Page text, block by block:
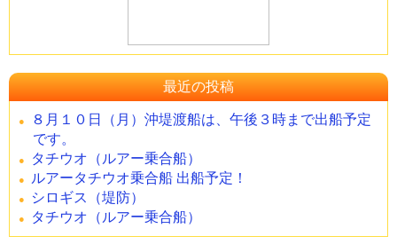
最近の投稿
８月１０日（月）沖堤渡船は、午後３時まで出船予定
です。
タチウオ（ルアー乗合船）
ルアータチウオ乗合船 出船予定！
シロギス（堤防）
タチウオ（ルアー乗合船）